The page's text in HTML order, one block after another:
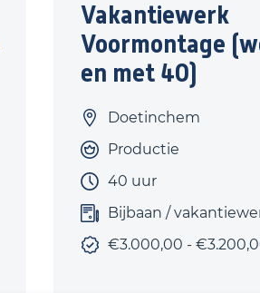
Vakantiewerk
Voormontage
en met 40)
Doetinchem
Productie
40 uur
Bijbaan /
€3.000,00 -